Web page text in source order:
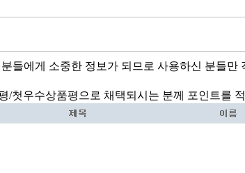
들에게 소중한 정보가 되므로 사용하신 분들만
/첫우수상품평으로 채택되시는 분께 포인트를